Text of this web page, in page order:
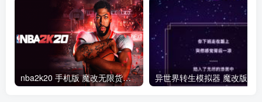
nba2k20 手机版 魔改无限货币版 异世界转生模拟器 魔改版